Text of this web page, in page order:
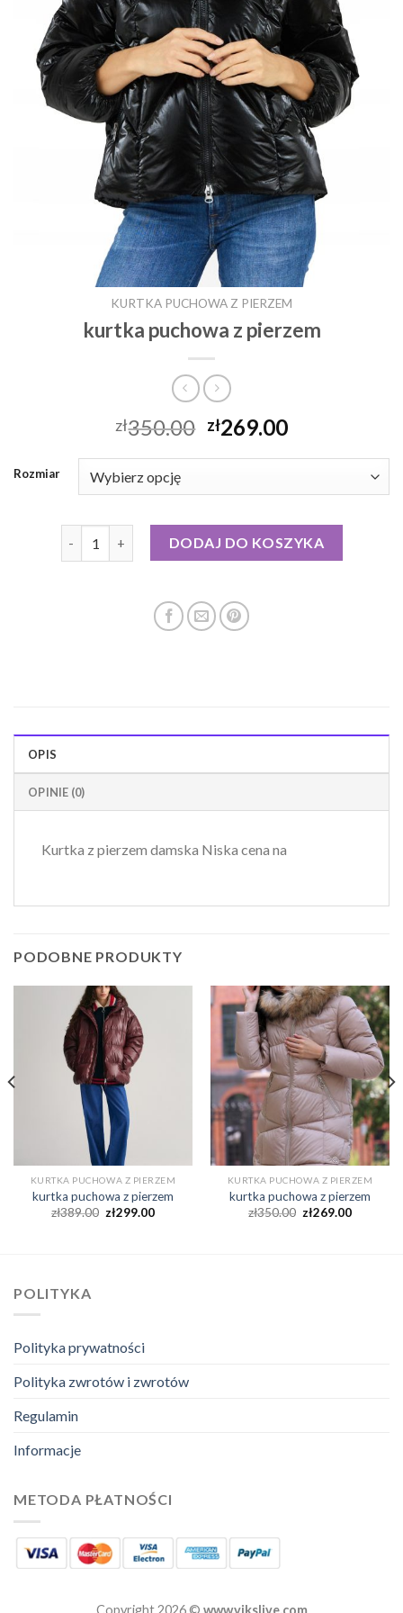
KURTKA PUCHOWA Z PIERZEM
kurtka puchowa z pierzem
zł350.00 zł269.00
Rozmiar
ilość kurtka puchowa z pierzemDODAJ DO KOSZYKA
OPIS
OPINIE (0)
Kurtka z pierzem damska Niska cena na
PODOBNE PRODUKTY
KURTKA PUCHOWA Z PIERZEM
kurtka puchowa z pierzem
zł389.00 zł299.00
KURTKA PUCHOWA Z PIERZEM
kurtka puchowa z pierzem
zł350.00 zł269.00
POLITYKA
Polityka prywatności
Polityka zwrotów i zwrotów
Regulamin
Informacje
METODA PŁATNOŚCI
Copyright 2026 © www.vikslive.com